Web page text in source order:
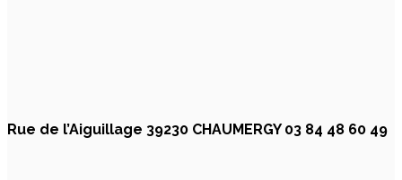
Rue de l’Aiguillage 39230 CHAUMERGY 03 84 48 60 49